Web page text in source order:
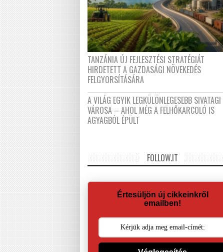
TANZÁNIA ÚJ FEJLESZTÉSI STRATÉGIÁT
HIRDETETT A GAZDASÁGI NÖVEKEDÉS
FELGYORSÍTÁSÁRA
A VILÁG EGYIK LEGKÜLÖNLEGESEBB SIVATAGI
VÁROSA – AHOL MÉG A FELHŐKARCOLÓ IS
AGYAGBÓL ÉPÜLT
FOLLOW.IT
Értesüljön új cikkeinkről
emailben!